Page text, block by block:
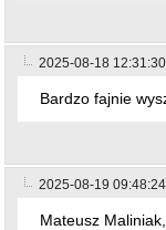
2025-08-18 12:31:30
Bardzo fajnie
2025-08-19 09:48:24
Mateusz